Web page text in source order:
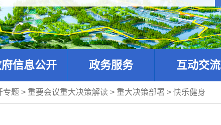
信息公开 政务服务 互动交流
专题 > 重要会议重大决策解读 > 重大决策部署 > 快乐健身